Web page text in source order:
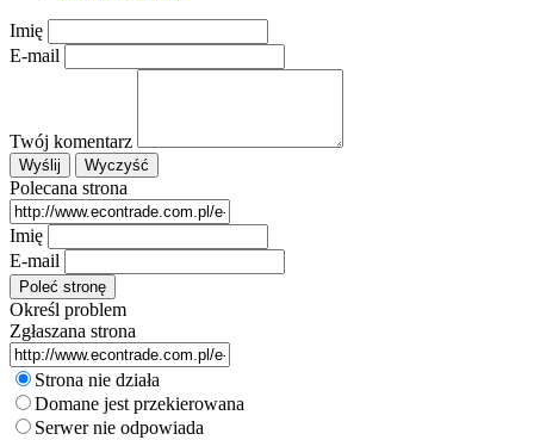
Imię
E-mail
Twój komentarz
Polecana strona
Imię
E-mail
Określ problem
Zgłaszana strona
Strona nie działa
Domane jest przekierowana
Serwer nie odpowiada